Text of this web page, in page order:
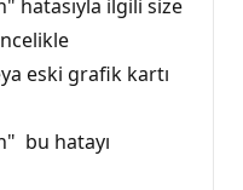
hatasıyla ilgili size
eski grafik kartı
bu hatayı